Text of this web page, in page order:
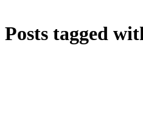
Posts tagged